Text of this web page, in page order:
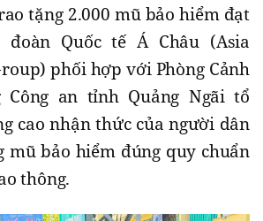
tặng 2.000 mũ bảo hiểm đạt
đoàn Quốc tế Á Châu (Asia
phối hợp với Phòng Cảnh
Công an tỉnh Quảng Ngãi tổ
cao nhận thức của người dân
mũ bảo hiểm đúng quy chuẩn
thông.